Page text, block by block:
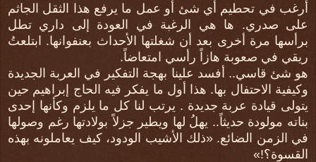
أرغب في تحطيم أي شئ أو عمل ما يرفع هذا الثقل الجاثم
على صدري. ها هي الرغبة في العودة إلى داري تطل
برأسها مرة أخرى بعد أن شغلتها الأحداث بعنفوانها. ابتلعتُ
ريقي في صعوبة هازاً رأسي امتعاضاً.
هو شئ قاسي.. أفسد علينا بهجة التفكير في العربة الجديدة
وكيفية الاحتفال بها. هذا أول ما يفكر فيه الحاج إبراهيم حين
يتولى قيادة عربة جديدة . يرتب لنا كل ما يلزم وكأنها إحدى
بناته مولودة حديثاً.. يهلُ لها ويطير جزلاً بولادتها رغم وصولها
في الزمن الضائع. «ذلك الأشيب الودود، كيف يعاملونه بهذه
القسوة؟!»